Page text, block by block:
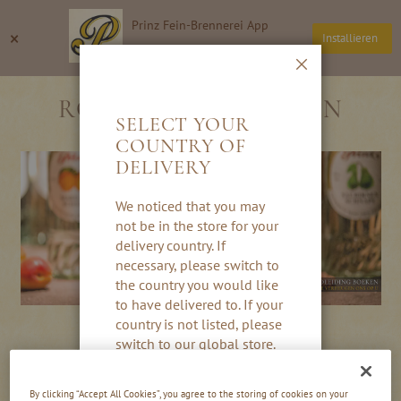
× Prinz Fein-Brennerei App
Installieren
de
Zoeken
RONDLEIDING BOEKEN
DISTILLEERDERIJ RONDLEIDING
By clicking “Accept All Cookies”, you agree to the storing of cookies on your
SELECT YOUR
COUNTRY OF
DELIVERY
We noticed that you may
not be in the store for your
delivery country. If
necessary, please switch to
the country you would like
to have delivered to. If your
country is not listed, please
switch to our global store.